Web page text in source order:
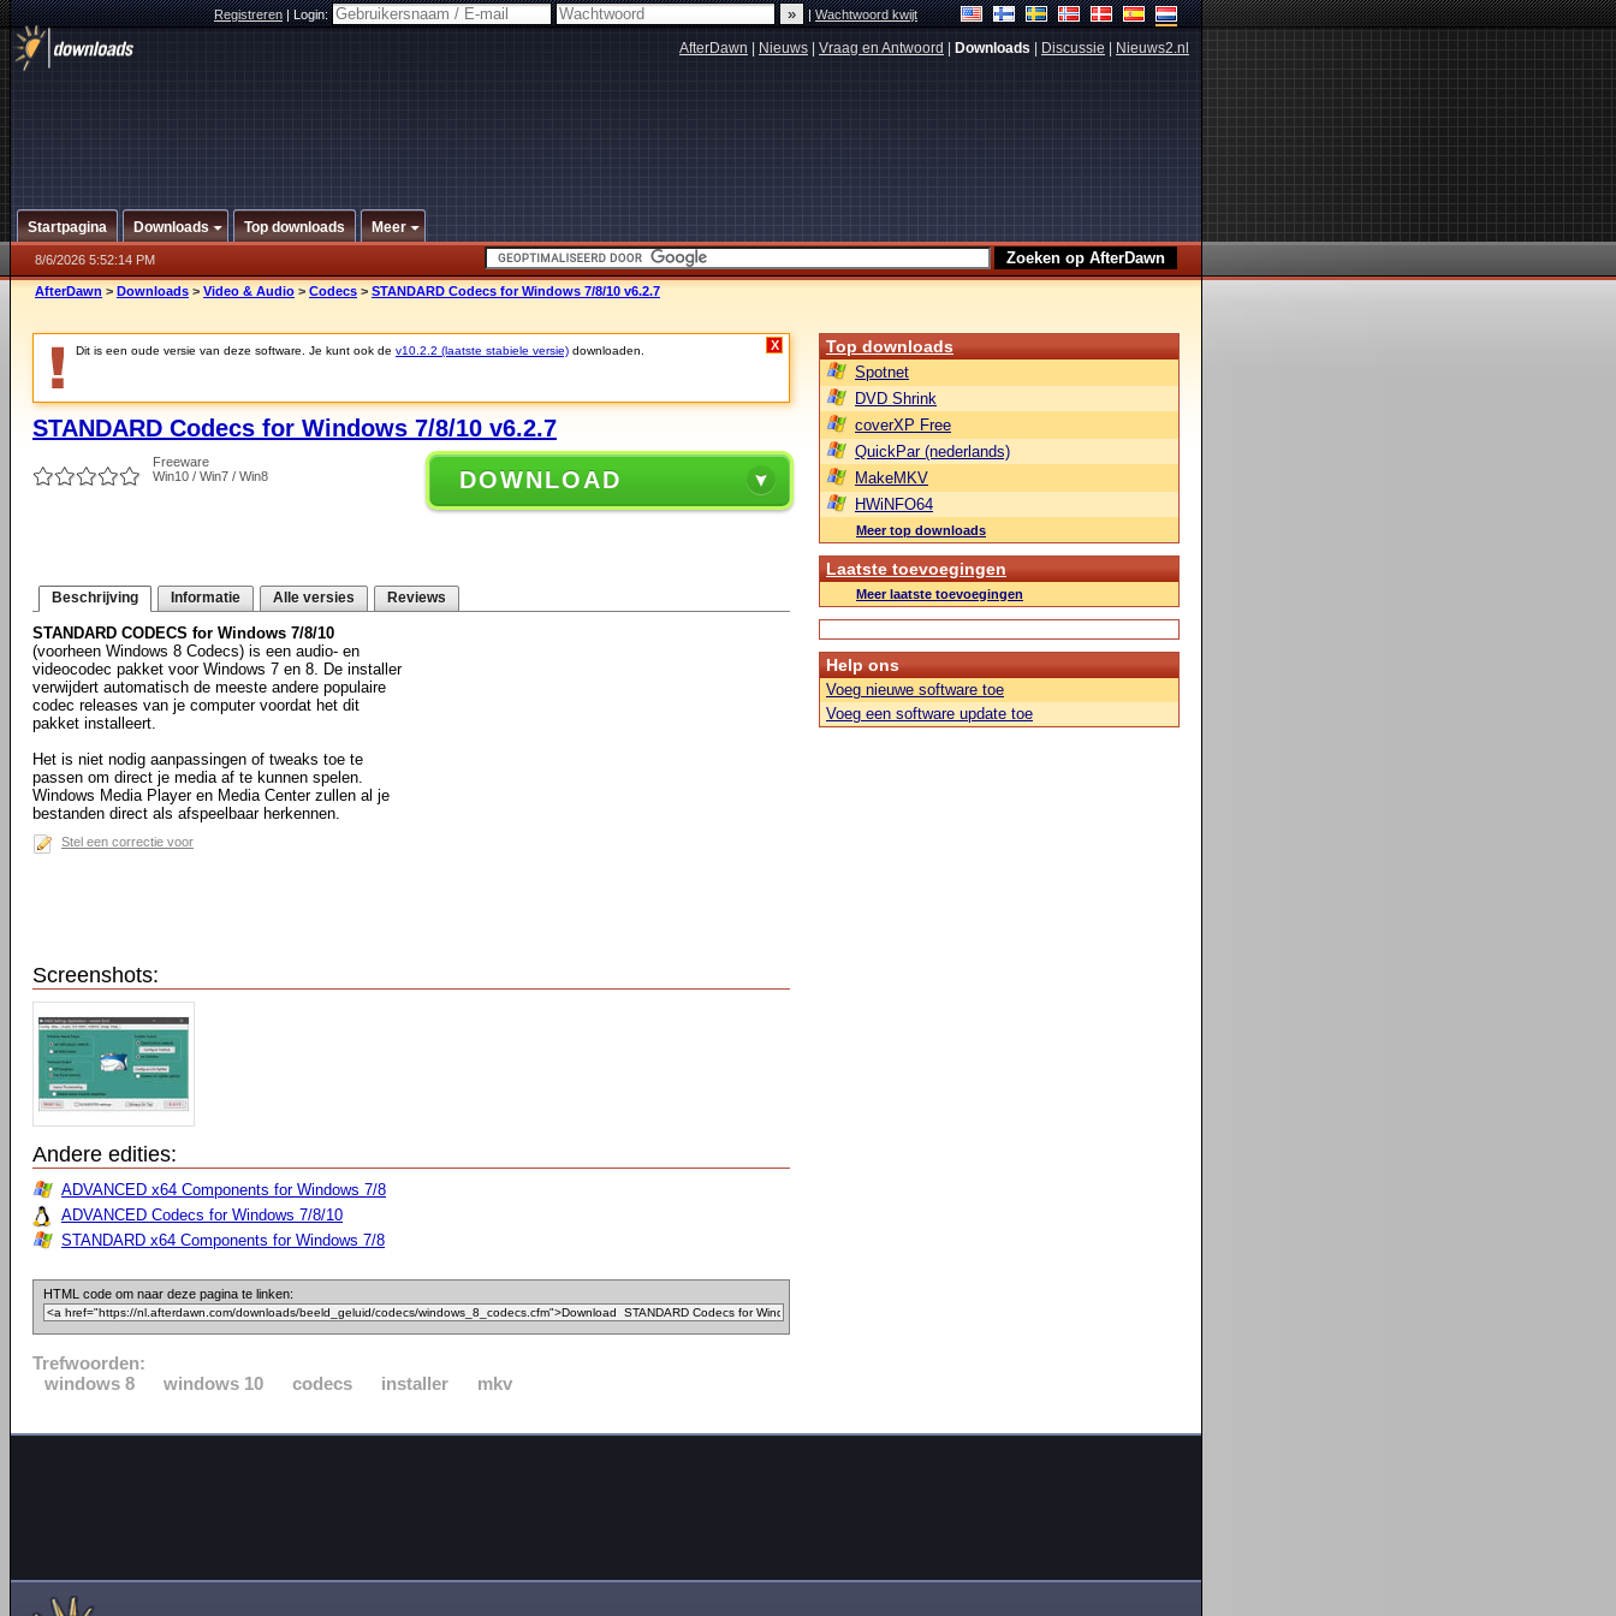
Registreren|Login: |Wachtwoord kwijt
AfterDawn Nieuws Vraag en Antwoord Downloads Discussie Nieuws2.nl
Startpagina Downloads Top downloads Meer
8/6/2026 5:52:14 PM
AfterDawn > Downloads > Video & Audio > Codecs > STANDARD Codecs for Windows 7/8/10 v6.2.7
Dit is een oude versie van deze software. Je kunt ook de v10.2.2 (laatste stabiele versie) downloaden. X
STANDARD Codecs for Windows 7/8/10 v6.2.7
Freeware
Win10 / Win7 / Win8
DOWNLOAD
Beschrijving Informatie Alle versies Reviews
STANDARD CODECS for Windows 7/8/10
(voorheen Windows 8 Codecs) is een audio- en
videocodec pakket voor Windows 7 en 8. De installer
verwijdert automatisch de meeste andere populaire
codec releases van je computer voordat het dit
pakket installeert.
Het is niet nodig aanpassingen of tweaks toe te
passen om direct je media af te kunnen spelen.
Windows Media Player en Media Center zullen al je
bestanden direct als afspeelbaar herkennen.
Stel een correctie voor
Screenshots:
Andere edities:
ADVANCED x64 Components for Windows 7/8
ADVANCED Codecs for Windows 7/8/10
STANDARD x64 Components for Windows 7/8
HTML code om naar deze pagina te linken:
Trefwoorden:
windows 8
windows 10 codecs installer mkv
Top downloads
Spotnet
DVD Shrink
coverXP Free
QuickPar (nederlands)
MakeMKV
HWiNFO64
Meer top downloads
Laatste toevoegingen
Meer laatste toevoegingen
Help ons
Voeg nieuwe software toe
Voeg een software update toe